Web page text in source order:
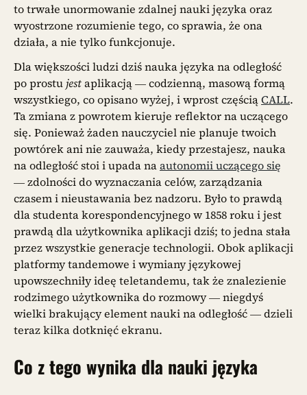
to trwałe unormowanie zdalnej nauki języka oraz
wyostrzone rozumienie tego, co sprawia, że ona
działa, a nie tylko funkcjonuje.
Dla większości ludzi dziś nauka języka na odległość
po prostu jestaplikacją — codzienną, masową formą
wszystkiego, co opisano wyżej, i wprost częściąCALL.
Ta zmiana z powrotem kieruje reflektor na uczącego
się. Ponieważ żaden nauczyciel nie planuje twoich
powtórek ani nie zauważa, kiedy przestajesz, nauka
na odległość stoi i upada naautonomii uczącego się
— zdolności do wyznaczania celów, zarządzania
czasem i nieustawania bez nadzoru. Było to prawdą
dla studenta korespondencyjnego w 1858 roku i jest
prawdą dla użytkownika aplikacji dziś; to jedna stała
przez wszystkie generacje technologii. Obok aplikacji
platformy tandemowe i wymiany językowej
upowszechniły ideę teletandemu, tak że znalezienie
rodzimego użytkownika do rozmowy — niegdyś
wielki brakujący element nauki na odległość — dzieli
teraz kilka dotknięć ekranu.
Co z tego wynika dla nauki języka